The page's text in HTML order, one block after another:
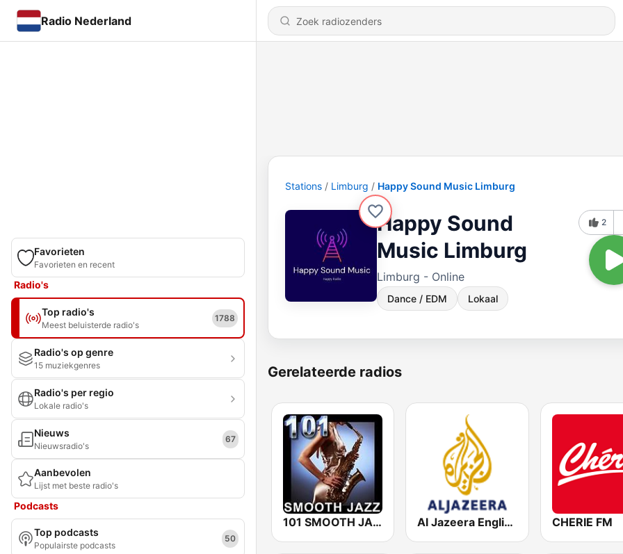
Radio Nederland
Favorieten
Favorieten en recent
Radio's
Top radio's
Meest beluisterde radio's
1788
Radio's op genre
15 muziekgenres
Radio's per regio
Lokale radio's
Nieuws
Nieuwsradio's
67
Aanbevolen
Lijst met beste radio's
Podcasts
Top podcasts
Populairste podcasts
50
Stations Limburg Happy Sound Music Limburg
Happy Sound
Music Limburg
Limburg - Online
Dance / EDM Lokaal
2
Gerelateerde radios
101 SMOOTH JAZZ Al Jazeera English (قناة الجزيرة) CHERIE FM